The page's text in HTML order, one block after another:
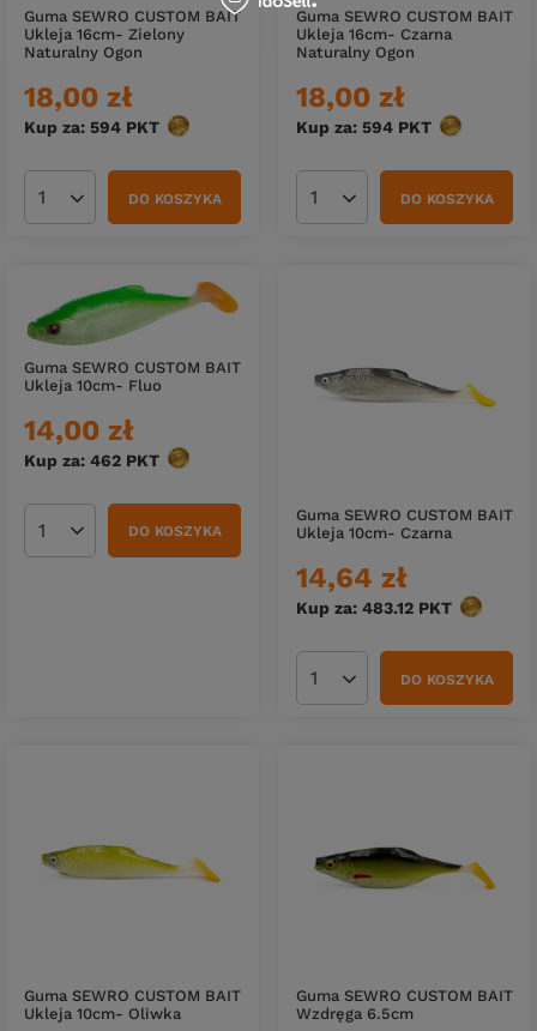
Guma SEWRO CUSTOM BAIT
Ukleja 16cm- Zielony
Naturalny Ogon
18,00 zł
Kup za: 594 PKT punktów
Ilość produktówDO KOSZYKA
Guma SEWRO CUSTOM BAIT
Ukleja 16cm- Czarna
Naturalny Ogon
18,00 zł
Kup za: 594 PKT punktów
Ilość produktówDO KOSZYKA
Guma SEWRO CUSTOM BAIT
Ukleja 10cm- Fluo
14,00 zł
Kup za: 462 PKT punktów
Ilość produktówDO KOSZYKA
Guma SEWRO CUSTOM BAIT
Ukleja 10cm- Czarna
14,64 zł
Kup za: 483.12 PKT punktów
Ilość produktówDO KOSZYKA
Guma SEWRO CUSTOM BAIT
Ukleja 10cm- Oliwka
Guma SEWRO CUSTOM BAIT
Wzdręga 6.5cm